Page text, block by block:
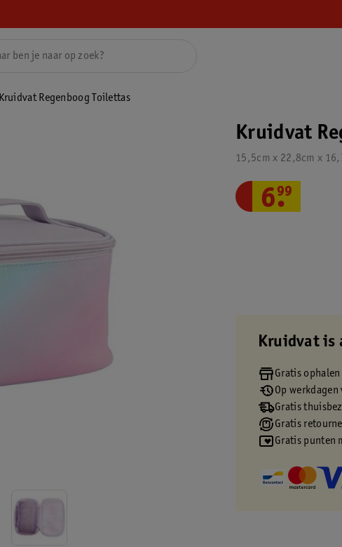
Kruidvat Regenboog Toilettas
Kruidvat
15,5cm x 22,8cm x
6.
99
Kruidvat is
Gratis
Op
Gratis
Gratis
Gratis punten